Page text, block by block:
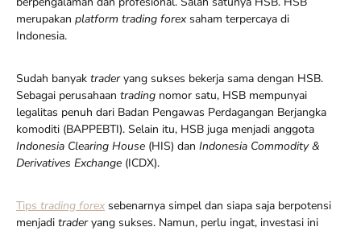
merupakan platform trading forexsaham terpercaya di
Indonesia.
Sudah banyak traderyang sukses bekerja sama dengan HSB.
Sebagai perusahaan trading nomor satu, HSB mempunyai
legalitas penuh dari Badan Pengawas Perdagangan Berjangka
komoditi (BAPPEBTI). Selain itu, HSB juga menjadi anggota
Indonesia Clearing House (HIS) dan Indonesia Commodity &
Derivatives Exchange (ICDX).
Tips trading forex sebenarnya simpel dan siapa saja berpotensi
menjadi traderyang sukses. Namun, perlu ingat, investasi ini